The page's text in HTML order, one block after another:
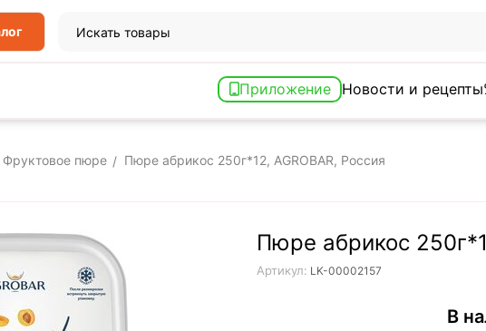
Приложение Новости и рецепты
Фруктовое пюре / Пюре абрикос 250г*12, AGROBAR, Россия
Пюре абрикос
Артикул: LK-00002157
В